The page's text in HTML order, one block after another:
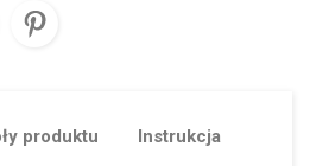
produktu
Instrukcja